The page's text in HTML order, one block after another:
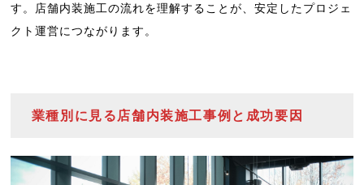
す。店舗内装施工の流れを理解することが、安定したプロジェ
クト運営につながります。
業種別に見る店舗内装施工事例と成功要因